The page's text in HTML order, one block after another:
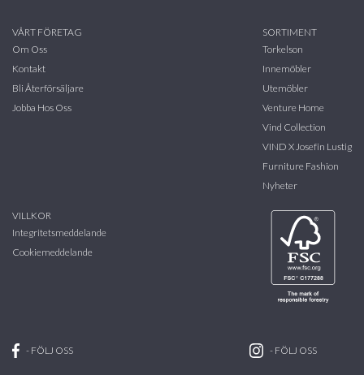
VÅRT FÖRETAG
Om Oss
Kontakt
Bli Återförsäljare
Jobba Hos Oss
SORTIMENT
Torkelson
Innemöbler
Utemöbler
Venture Home
Vind Collection
VIND X Josefin Lustig
Furniture Fashion
Nyheter
VILLKOR
Integritetsmeddelande
Cookiemeddelande
- FÖLJ OSS - FÖLJ OSS